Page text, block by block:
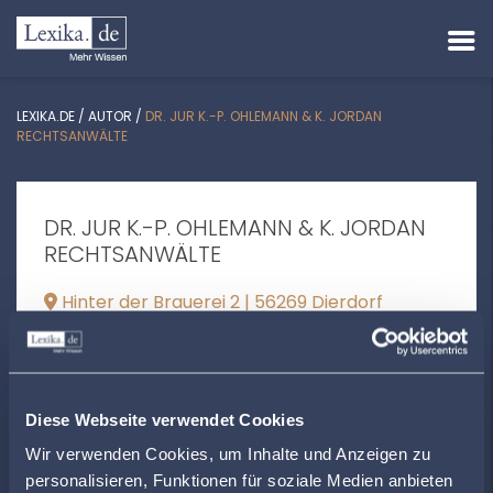
Diese Webseite verwendet Cookies
Wir verwenden Cookies, um Inhalte und Anzeigen zu
personalisieren, Funktionen für soziale Medien anbieten
LEXIKA.DE / AUTOR / DR. JUR K.-P. OHLEMANN & K. JORDAN
RECHTSANWÄLTE
DR. JUR K.-P. OHLEMANN & K. JORDAN
RECHTSANWÄLTE
Hinter der Brauerei 2 | 56269 Dierdorf
buero@ra-ohlemann.de
+492689979645
www.ra-ohlemann.de